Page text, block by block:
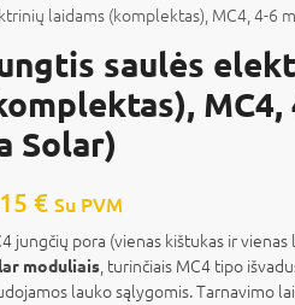
laidams (komplektas), MC4, 4-6
saulės
MC4,
Solar)
€ Su PVM
jungčių pora (vienas kištukas ir
moduliais, turinčiais MC4 tipo
lauko sąlygomis. Tarnavimo